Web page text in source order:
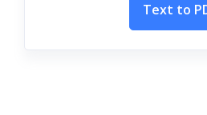
Text to